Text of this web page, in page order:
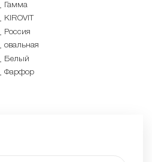
Гамма
KIROVIT
Россия
овальная
Белый
Фарфор